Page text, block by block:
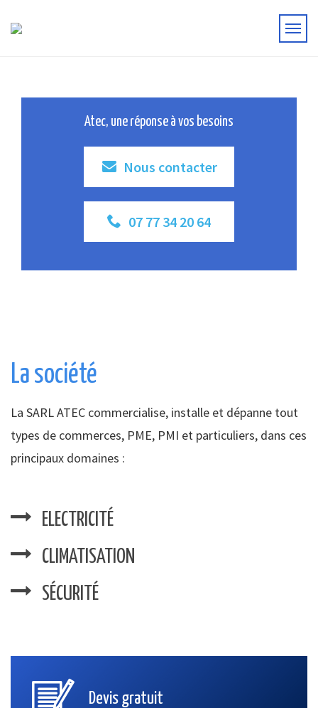
Atec, une réponse à vos besoins
Nous contacter
07 77 34 20 64
La société
La SARL ATEC commercialise, installe et dépanne tout
types de commerces, PME, PMI et particuliers, dans ces
principaux domaines :
ELECTRICITÉ
CLIMATISATION
SÉCURITÉ
Devis gratuit